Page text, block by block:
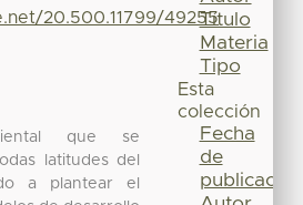
20.500.11799/49255
que se
latitudes del
a plantear el
Título
Materia
Tipo
Esta
colección
Fecha
de
publicación